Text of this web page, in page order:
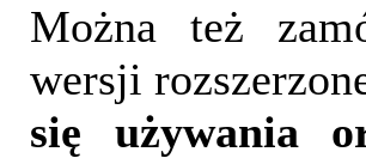
Można też
wersji
się używania